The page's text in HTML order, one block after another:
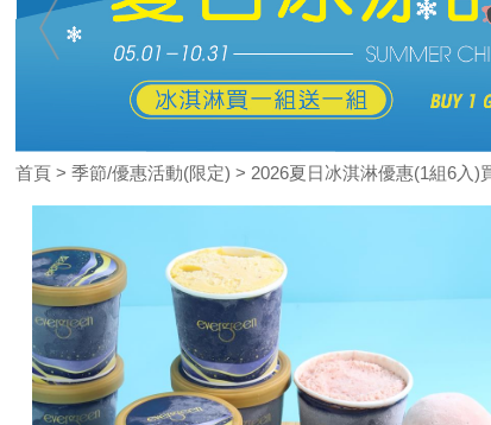
首頁 > 季節/優惠活動(限定) > 2026夏日冰淇淋優惠(1組6入)